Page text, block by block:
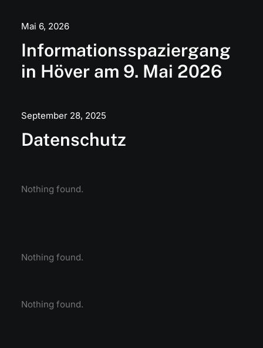
Mai 6, 2026
Informationsspaziergang
in Höver am 9. Mai 2026
September 28, 2025
Datenschutz
Nothing found.
Nothing found.
Nothing found.